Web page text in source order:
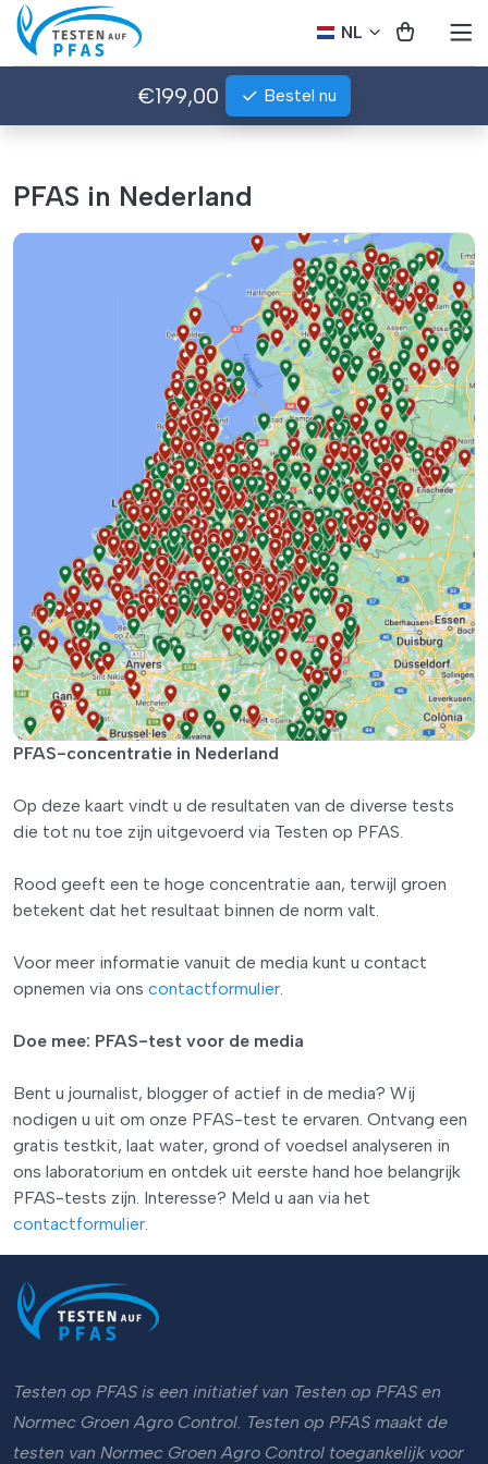
NL
€199,00 Bestel nu
PFAS in Nederland
PFAS-concentratie in Nederland
Op deze kaart vindt u de resultaten van de diverse tests
die tot nu toe zijn uitgevoerd via Testen op PFAS.
Rood geeft een te hoge concentratie aan, terwijl groen
betekent dat het resultaat binnen de norm valt.
Voor meer informatie vanuit de media kunt u contact
opnemen via ons contactformulier.
Doe mee: PFAS-test voor de media
Bent u journalist, blogger of actief in de media? Wij
nodigen u uit om onze PFAS-test te ervaren. Ontvang een
gratis testkit, laat water, grond of voedsel analyseren in
ons laboratorium en ontdek uit eerste hand hoe belangrijk
PFAS-tests zijn. Interesse? Meld u aan via het
contactformulier.
Testen op PFAS is een initiatief van Testen op PFAS en
Normec Groen Agro Control. Testen op PFAS maakt de
testen van Normec Groen Agro Control toegankelijk voor